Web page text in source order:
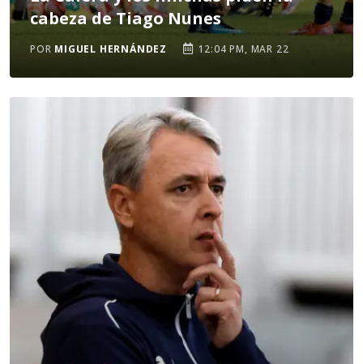
cabeza de Tiago Nunes
POR MIGUEL HERNÁNDEZ 12:04 PM, MAR 22